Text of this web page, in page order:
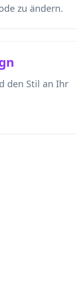
zu ändern.
den Stil an Ihr